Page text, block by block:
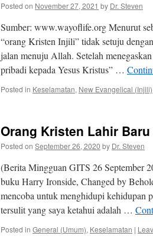
Posted on November 27, 2021 by Dr. Steven
Sumber: www.wayoflife.org Menurut
“orang Kristen Injili” tidak setuju
jalan menuju Allah. Setelah
pribadi kepada Yesus Kristus” …
Posted in Keselamatan, New Evangelical (Injili)
Orang Kristen Lahir
Posted on September 26, 2020 by Dr. Steven
(Berita Mingguan GITS 26 September
buku Harry Ironside, Changed by
mencoba untuk menghidupi kehidupan
tersulit yang saya ketahui adalah …
Posted in General (Umum), Keselamatan |